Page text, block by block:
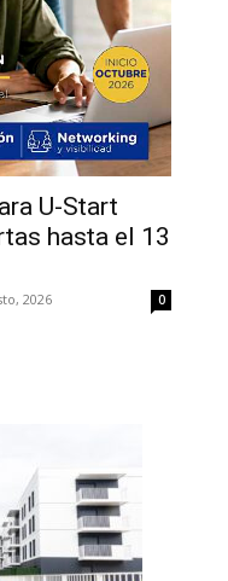
U-Start
hasta el 13
2026 0